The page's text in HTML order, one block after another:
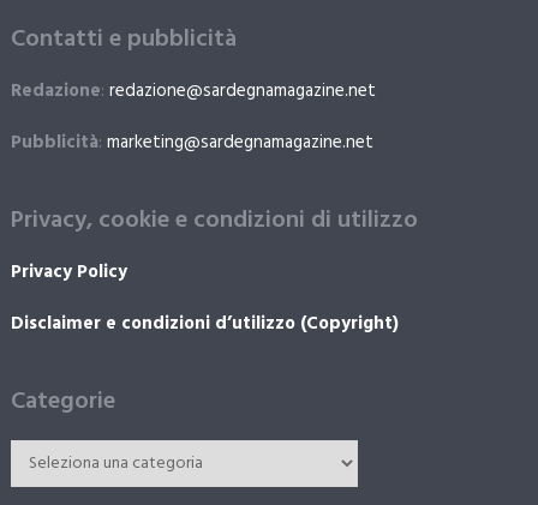
Contatti e pubblicità
Redazione: redazione@sardegnamagazine.net
Pubblicità: marketing@sardegnamagazine.net
Privacy, cookie e condizioni di utilizzo
Privacy Policy
Disclaimer e condizioni d’utilizzo (Copyright)
Categorie